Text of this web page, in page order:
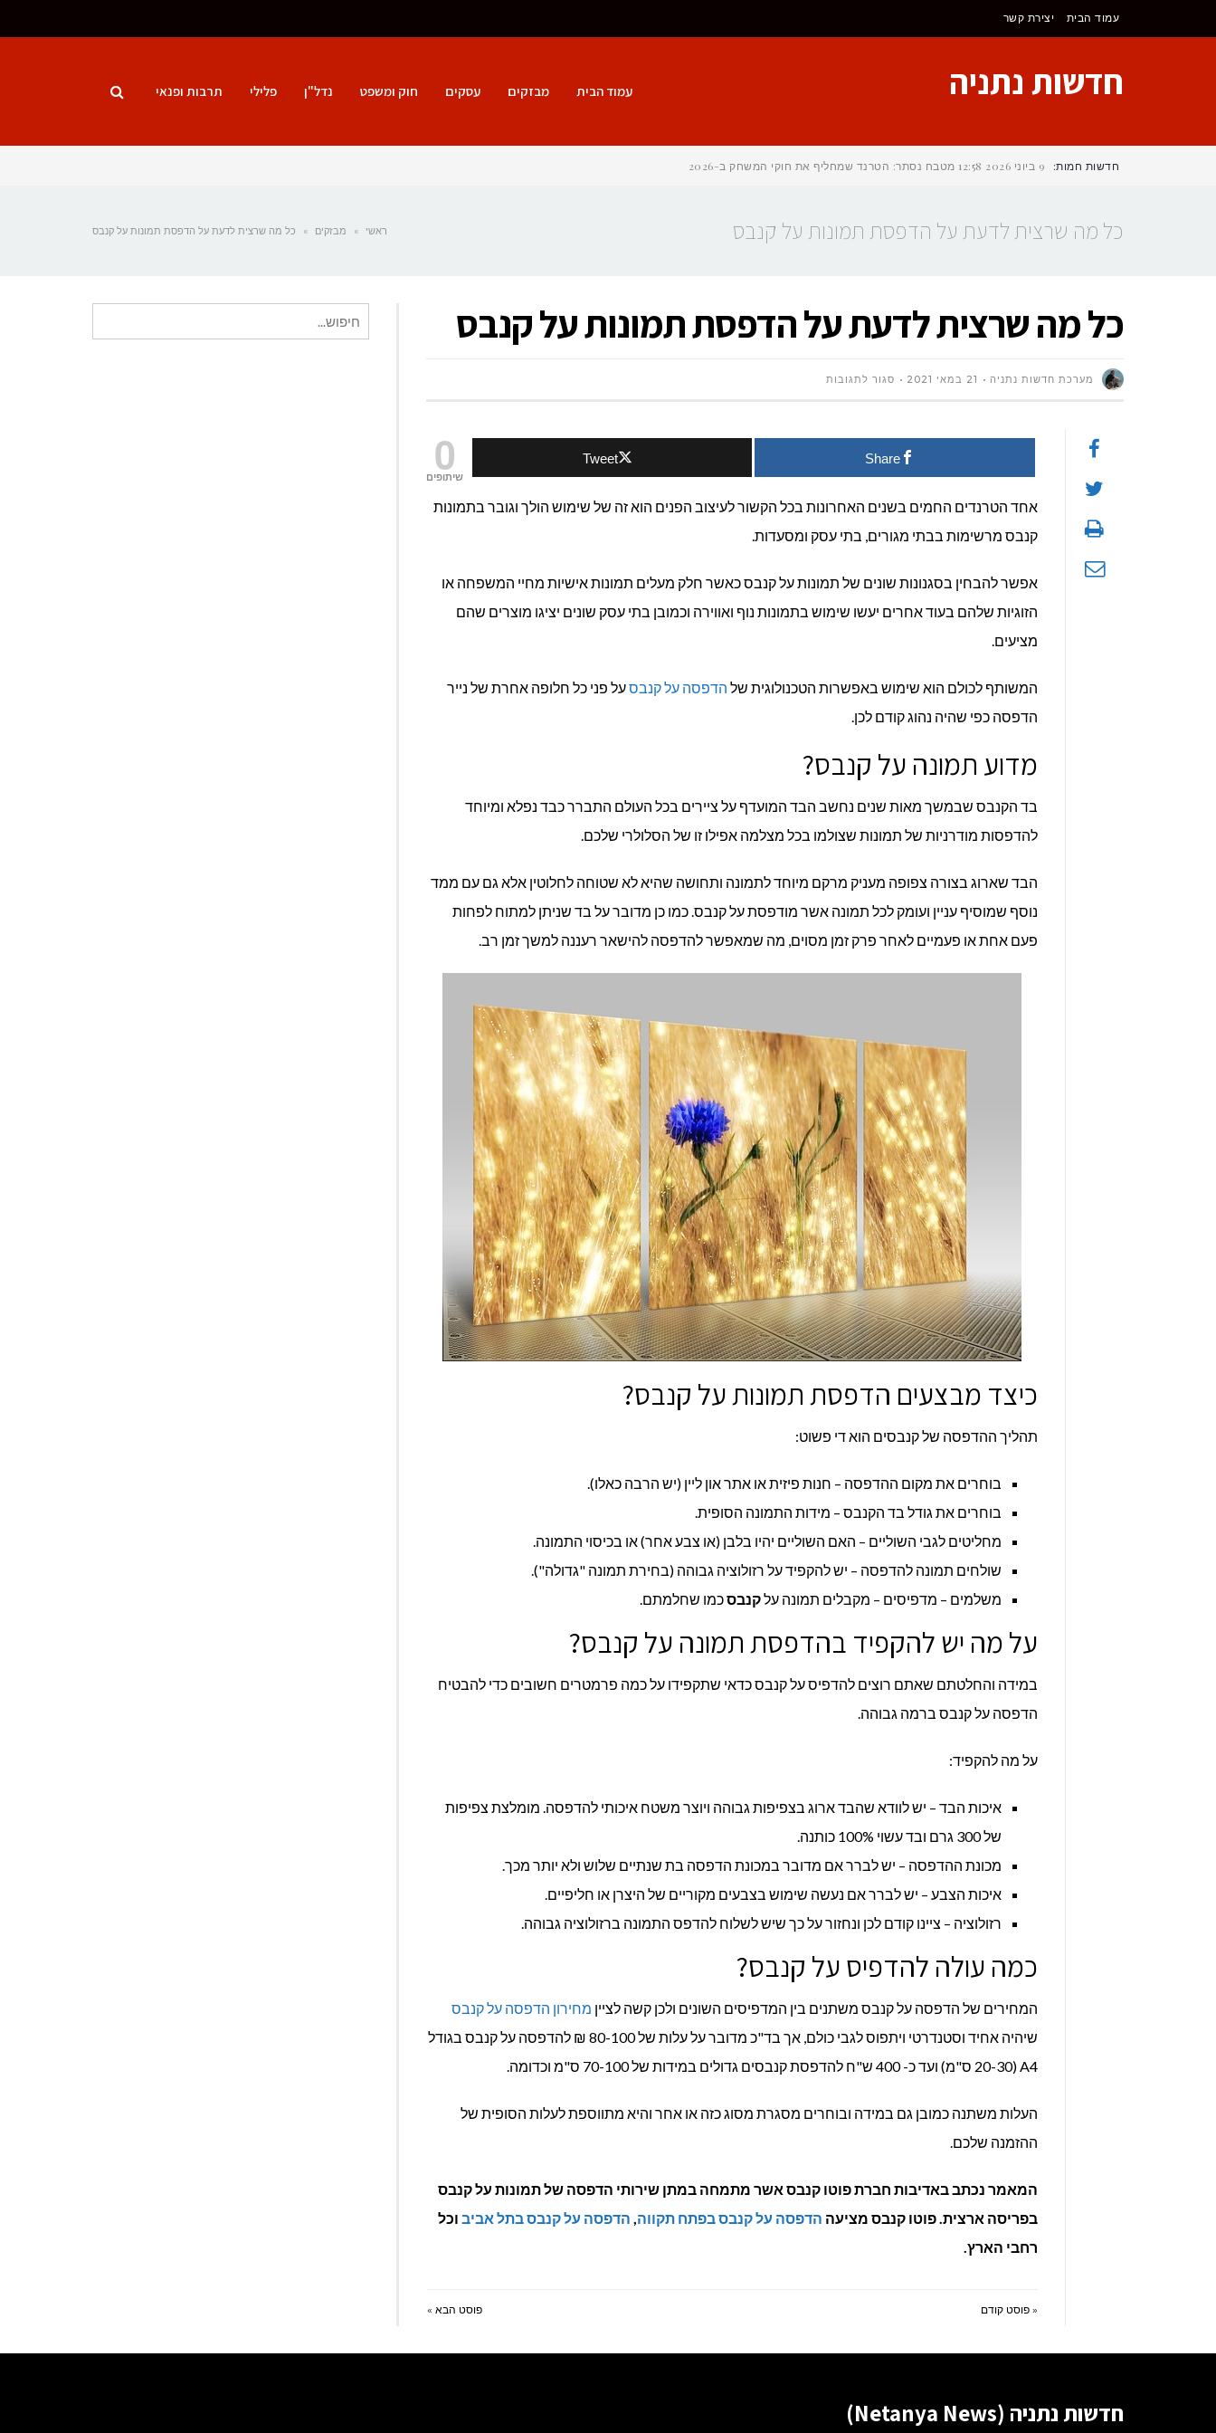
עמוד הבית יצירת קשר
חדשות נתניה עמוד הבית מבזקים עסקים חוק ומשפט נדל"ן פלילי תרבות ופנאי
חדשות חמות: 9 ביוני 2026 12:58 מטבח נסתר: הטרנד שמחליף את חוקי המשחק ב-2026
כל מה שרצית לדעת על הדפסת תמונות על קנבס ראשי » מבזקים » כל מה שרצית לדעת על הדפסת תמונות על קנבס
כל מה שרצית לדעת על הדפסת תמונות על קנבס
מערכת חדשות נתניה 21 במאי 2021 סגור לתגובותעל
לדעת
על
הדפסת
על
0
שיתופים
Share
Tweet
אחד הטרנדים החמים בשנים האחרונות בכל הקשור לעיצוב הפנים הוא זה של שימוש הולך וגובר בתמונות
קנבס מרשימות בבתי מגורים, בתי עסק ומסעדות.
אפשר להבחין בסגנונות שונים של תמונות על קנבס כאשר חלק מעלים תמונות אישיות מחיי המשפחה או
הזוגיות שלהם בעוד אחרים יעשו שימוש בתמונות נוף ואווירה וכמובן בתי עסק שונים יציגו מוצרים שהם
מציעים.
המשותף לכולם הוא שימוש באפשרות הטכנולוגית של הדפסה על קנבסעל פני כל חלופה אחרת של נייר
הדפסה כפי שהיה נהוג קודם לכן.
מדוע תמונה על קנבס?
בד הקנבס שבמשך מאות שנים נחשב הבד המועדף על ציירים בכל העולם התברר כבד נפלא ומיוחד
להדפסות מודרניות של תמונות שצולמו בכל מצלמה אפילו זו של הסלולרי שלכם.
הבד שארוג בצורה צפופה מעניק מרקם מיוחד לתמונה ותחושה שהיא לא שטוחה לחלוטין אלא גם עם ממד
נוסף שמוסיף עניין ועומק לכל תמונה אשר מודפסת על קנבס. כמו כן מדובר על בד שניתן למתוח לפחות
פעם אחת או פעמיים לאחר פרק זמן מסוים, מה שמאפשר להדפסה להישאר רעננה למשך זמן רב.
כיצד מבצעים הדפסת תמונות על קנבס?
תהליך ההדפסה של קנבסים הוא די פשוט:
בוחרים את מקום ההדפסה – חנות פיזית או אתר און ליין (יש הרבה כאלו).
בוחרים את גודל בד הקנבס – מידות התמונה הסופית.
מחליטים לגבי השוליים – האם השוליים יהיו בלבן (או צבע אחר) או בכיסוי התמונה.
שולחים תמונה להדפסה – יש להקפיד על רזולוציה גבוהה (בחירת תמונה "גדולה").
משלמים – מדפיסים – מקבלים תמונה עלקנבסכמו שחלמתם.
על מה יש להקפיד בהדפסת תמונה על קנבס?
במידה והחלטתם שאתם רוצים להדפיס על קנבס כדאי שתקפידו על כמה פרמטרים חשובים כדי להבטיח
הדפסה על קנבס ברמה גבוהה.
על מה להקפיד:
איכות הבד – יש לוודא שהבד ארוג בצפיפות גבוהה ויוצר משטח איכותי להדפסה. מומלצת צפיפות
של 300 גרם ובד עשוי 100% כותנה.
מכונת ההדפסה – יש לברר אם מדובר במכונת הדפסה בת שנתיים שלוש ולא יותר מכך.
איכות הצבע – יש לברר אם נעשה שימוש בצבעים מקוריים של היצרן או חליפיים.
רזולוציה – ציינו קודם לכן ונחזור על כך שיש לשלוח להדפס התמונה ברזולוציה גבוהה.
כמה עולה להדפיס על קנבס?
המחירים של הדפסה על קנבס משתנים בין המדפיסים השונים ולכן קשה לציין מחירון הדפסה על קנבס
שיהיה אחיד וסטנדרטי ויתפוס לגבי כולם, אך בד"כ מדובר על עלות של 80-100 ₪ להדפסה על קנבס בגודל
A4 (20-30 ס"מ) ועד כ- 400 ש"ח להדפסת קנבסים גדולים במידות של 70-100 ס"מ וכדומה.
העלות משתנה כמובן גם במידה ובוחרים מסגרת מסוג כזה או אחר והיא מתווספת לעלות הסופית של
ההזמנה שלכם.
המאמר נכתב באדיבות חברת פוטו קנבס אשר מתמחה במתן שירותי הדפסה של תמונות על קנבס
בפריסה ארצית. פוטו קנבס מציעה הדפסה על קנבס בפתח תקווה, הדפסה על קנבס בתל אביב וכל
רחבי הארץ.
« פוסט קודם פוסט הבא »
עבור:
חדשות נתניה (Netanya News)